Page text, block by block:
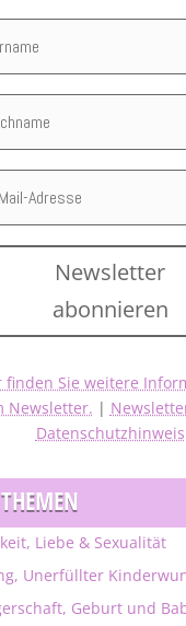
Newsletter
abonnieren
finden Sie weitere
Newsletter. |
Datenschutzhinweis
Liebe & Sexualität
Unerfüllter
Geburt und